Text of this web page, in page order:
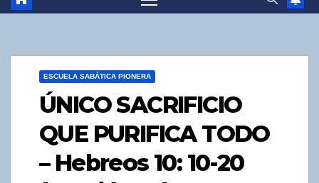
ESCUELA SABÁTICA PIONERA
ÚNICO SACRIFICIO
QUE PURIFICA TODO
– Hebreos 10: 10-20